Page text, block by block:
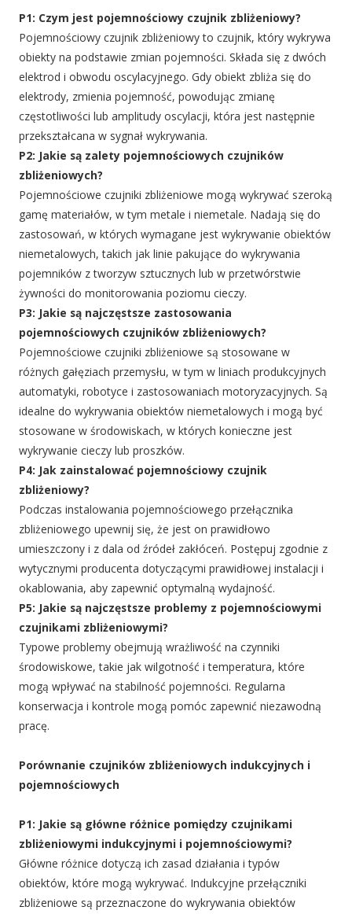
P1: Czym jest pojemnościowy czujnik zbliżeniowy?
Pojemnościowy czujnik zbliżeniowy to czujnik, który wykrywa
obiekty na podstawie zmian pojemności. Składa się z dwóch
elektrod i obwodu oscylacyjnego. Gdy obiekt zbliża się do
elektrody, zmienia pojemność, powodując zmianę
częstotliwości lub amplitudy oscylacji, która jest następnie
przekształcana w sygnał wykrywania.
P2: Jakie są zalety pojemnościowych czujników
zbliżeniowych?
Pojemnościowe czujniki zbliżeniowe mogą wykrywać szeroką
gamę materiałów, w tym metale i niemetale. Nadają się do
zastosowań, w których wymagane jest wykrywanie obiektów
niemetalowych, takich jak linie pakujące do wykrywania
pojemników z tworzyw sztucznych lub w przetwórstwie
żywności do monitorowania poziomu cieczy.
P3: Jakie są najczęstsze zastosowania
pojemnościowych czujników zbliżeniowych?
Pojemnościowe czujniki zbliżeniowe są stosowane w
różnych gałęziach przemysłu, w tym w liniach produkcyjnych
automatyki, robotyce i zastosowaniach motoryzacyjnych. Są
idealne do wykrywania obiektów niemetalowych i mogą być
stosowane w środowiskach, w których konieczne jest
wykrywanie cieczy lub proszków.
P4: Jak zainstalować pojemnościowy czujnik
zbliżeniowy?
Podczas instalowania pojemnościowego przełącznika
zbliżeniowego upewnij się, że jest on prawidłowo
umieszczony i z dala od źródeł zakłóceń. Postępuj zgodnie z
wytycznymi producenta dotyczącymi prawidłowej instalacji i
okablowania, aby zapewnić optymalną wydajność.
P5: Jakie są najczęstsze problemy z pojemnościowymi
czujnikami zbliżeniowymi?
Typowe problemy obejmują wrażliwość na czynniki
środowiskowe, takie jak wilgotność i temperatura, które
mogą wpływać na stabilność pojemności. Regularna
konserwacja i kontrole mogą pomóc zapewnić niezawodną
pracę.
Porównanie czujników zbliżeniowych indukcyjnych i
pojemnościowych
P1: Jakie są główne różnice pomiędzy czujnikami
zbliżeniowymi indukcyjnymi i pojemnościowymi?
Główne różnice dotyczą ich zasad działania i typów
obiektów, które mogą wykrywać. Indukcyjne przełączniki
zbliżeniowe są przeznaczone do wykrywania obiektów